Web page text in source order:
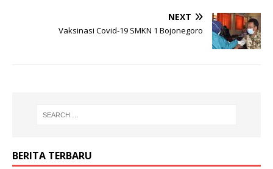
NEXT
Vaksinasi Covid-19 SMKN 1 Bojonegoro
BERITA TERBARU